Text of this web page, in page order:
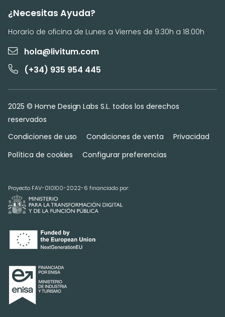
¿Necesitas Ayuda?
Horario de oficina de Lunes a Viernes de 9:30h a 18:00h
hola@livitum.com
(+34) 935 954 445
2025 © Home Design Labs S.L. todos los derechos
reservados
Condiciones de uso
Condiciones de venta
Privacidad
Política de cookies
Configurar preferencias
Proyecto FAV-010100-2022-6 financiado por: